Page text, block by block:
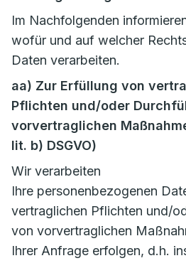
Im Nachfolgenden
wofür und auf welcher
Daten verarbeiten.
aa) Zur Erfüllung von
Pflichten und/oder
vorvertraglichen
lit. b) DSGVO)
Wir verarbeiten
Ihre personenbezogenen
vertraglichen Pflichten und/
von vorvertraglichen
Ihrer Anfrage erfolgen, d.h.